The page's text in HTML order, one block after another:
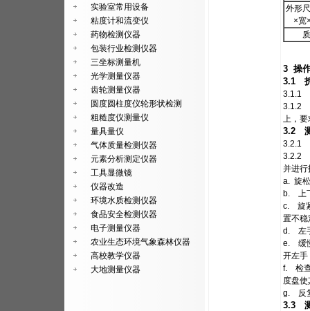
实验室常用设备
粘度计和流变仪
药物检测仪器
包装行业检测仪器
三坐标测量机
光学测量仪器
齿轮测量仪器
圆度圆柱度仪轮形状检测
粗糙度仪测量仪
量具量仪
气体质量检测仪器
元素分析测定仪器
工具显微镜
仪器改造
环境水质检测仪器
食品安全检测仪器
电子测量仪器
农业生态环境气象森林仪器
高校教学仪器
大地测量仪器
外形
×宽
3 操
3.1
3.1.1
3.1.2
上，要
3.2
3.2.1
3.2.2
并进行
a. 旋
b. 上
c. 旋
置不稳
d. 左
e. 缓
开左手
f. 检查
度盘
g. 反
3.3